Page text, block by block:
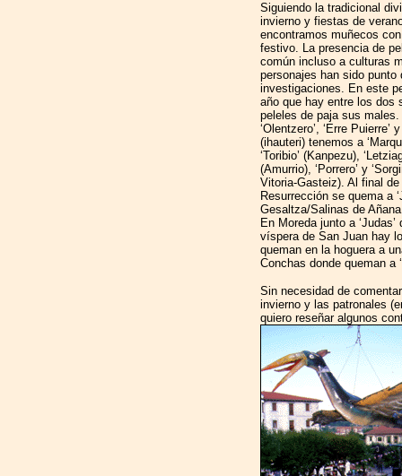
Siguiendo la tradicional
invierno y fiestas de
encontramos muñecos
festivo. La presencia de
común incluso a culturas
personajes han sido
investigaciones. En este
año que hay entre los dos
peleles de paja sus
‘Olentzero’, ‘Erre
(ihauteri) tenemos a
‘Toribio’ (Kanpezu),
(Amurrio), ‘Porrero’ y
Vitoria-Gasteiz). Al final
Resurrección se quema a
Gesaltza/Salinas de
En Moreda junto a
víspera de San Juan hay
queman en la hoguera a
Conchas donde queman a
Sin necesidad de
invierno y las patronales
quiero reseñar algunos